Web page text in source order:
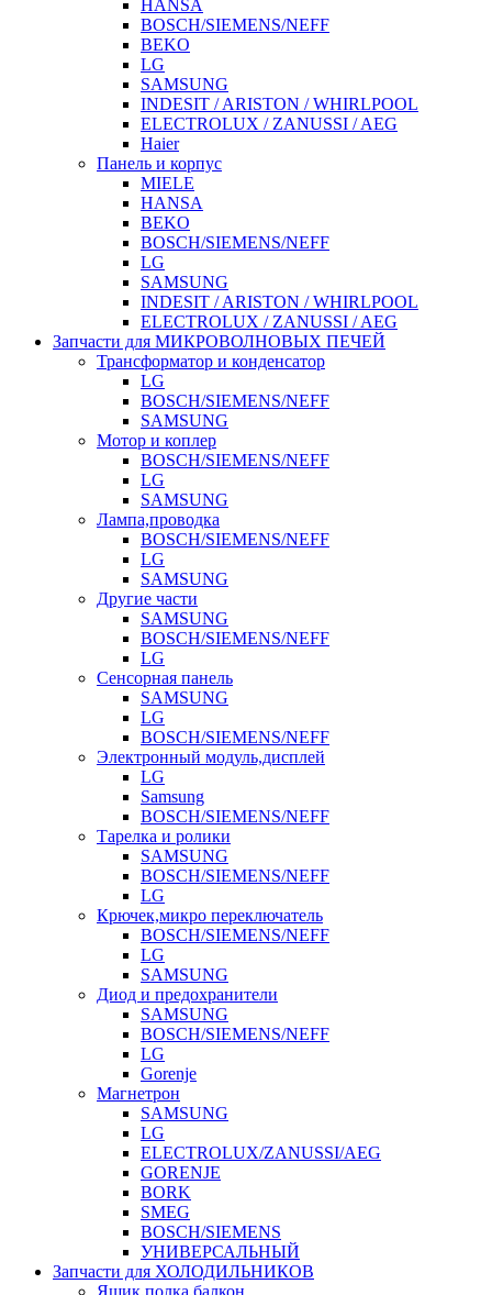
HANSA
BOSCH/SIEMENS/NEFF
BEKO
LG
SAMSUNG
INDESIT / ARISTON / WHIRLPOOL
ELECTROLUX / ZANUSSI / AEG
Haier
Панель и корпус
MIELE
HANSA
BEKO
BOSCH/SIEMENS/NEFF
LG
SAMSUNG
INDESIT / ARISTON / WHIRLPOOL
ELECTROLUX / ZANUSSI / AEG
Запчасти для МИКРОВОЛНОВЫХ ПЕЧЕЙ
Трансформатор и конденсатор
LG
BOSCH/SIEMENS/NEFF
SAMSUNG
Мотор и коплер
BOSCH/SIEMENS/NEFF
LG
SAMSUNG
Лампа,проводка
BOSCH/SIEMENS/NEFF
LG
SAMSUNG
Другие части
SAMSUNG
BOSCH/SIEMENS/NEFF
LG
Сенсорная панель
SAMSUNG
LG
BOSCH/SIEMENS/NEFF
Электронный модуль,дисплей
LG
Samsung
BOSCH/SIEMENS/NEFF
Тарелка и ролики
SAMSUNG
BOSCH/SIEMENS/NEFF
LG
Крючек,микро переключатель
BOSCH/SIEMENS/NEFF
LG
SAMSUNG
Диод и предохранители
SAMSUNG
BOSCH/SIEMENS/NEFF
LG
Gorenje
Магнетрон
SAMSUNG
LG
ELECTROLUX/ZANUSSI/AEG
GORENJE
BORK
SMEG
BOSCH/SIEMENS
УНИВЕРСАЛЬНЫЙ
Запчасти для ХОЛОДИЛЬНИКОВ
Ящик,полка,балкон